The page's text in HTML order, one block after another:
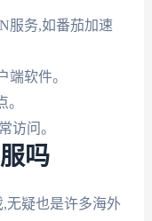
服务,如番茄加速
端软件。
访问。
吗
无疑也是许多海外